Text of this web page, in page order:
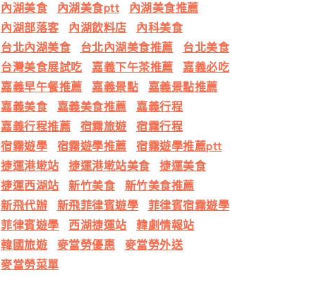
內湖美食
內湖美食ptt
內湖美食推薦
內湖部落客
內湖飲料店
內科美食
台北內湖美食
台北內湖美食推薦
台北美食
台灣美食展試吃
嘉義下午茶推薦
嘉義必吃
嘉義早午餐推薦
嘉義景點
嘉義景點推薦
嘉義美食
嘉義美食推薦
嘉義行程
嘉義行程推薦
宿霧旅遊
宿霧行程
宿霧遊學
宿霧遊學推薦
宿霧遊學推薦ptt
捷運港墘站
捷運港墘站美食
捷運美食
捷運西湖站
新竹美食
新竹美食推薦
新飛代辦
新飛菲律賓遊學
菲律賓宿霧遊學
菲律賓遊學
西湖捷運站
韓劇情報站
韓國旅遊
麥當勞優惠
麥當勞外送
麥當勞菜單